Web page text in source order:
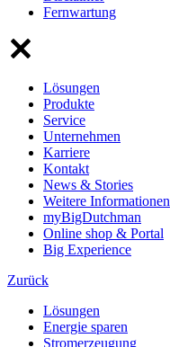
Fernwartung
Lösungen
Produkte
Service
Unternehmen
Karriere
Kontakt
News & Stories
Weitere Informationen
myBigDutchman
Online shop & Portal
Big Experience
Zurück
Lösungen
Energie sparen
Stromerzeugung